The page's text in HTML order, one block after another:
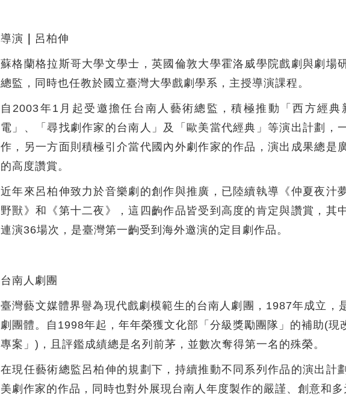
導演 呂柏伸
蘇格蘭格拉斯哥大學文學士，英國倫敦大學霍洛威學院戲劇與劇場
總監，同時也任教於國立臺灣大學戲劇學系，主授導演課程。
自2003年1月起受邀擔任台南人藝術總監，積極推動「西方經
電」、「尋找劇作家的台南人」及「歐美當代經典」等演出計劃，
作，另一方面則積極引介當代國內外劇作家的作品，演出成果總是
的高度讚賞。
近年來呂柏伸致力於音樂劇的創作與推廣，已陸續執導《仲夏夜汁
野獸》和《第十二夜》，這四齣作品皆受到高度的肯定與讚賞，其
連演36場次，是臺灣第一齣受到海外邀演的定目劇作品。
台南人劇團
臺灣藝文媒體界譽為現代戲劇模範生的台南人劇團，1987年成立，
劇團體。自1998年起，年年榮獲文化部「分級獎勵團隊」的補助(現
專案」)，且評鑑成績總是名列前茅，並數次奪得第一名的殊榮。
在現任藝術總監呂柏伸的規劃下，持續推動不同系列作品的演出計
美劇作家的作品，同時也對外展現台南人年度製作的嚴謹、創意和多